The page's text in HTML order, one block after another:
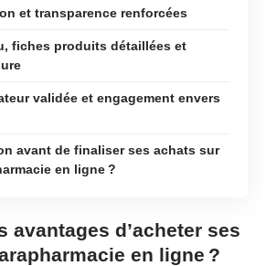
et transparence renforcées
fiches produits détaillées et
validée et engagement envers
avant de finaliser ses achats sur
en ligne ?
avantages d’acheter ses
en ligne ?